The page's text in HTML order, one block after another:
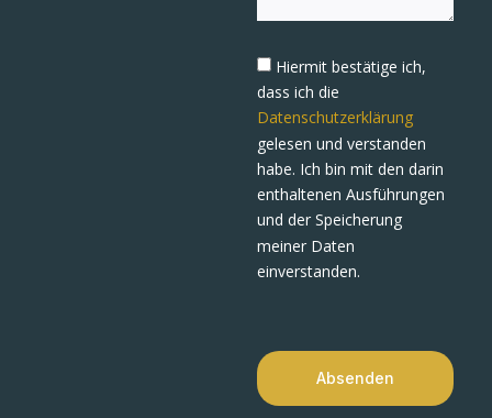
Hiermit bestätige ich,
dass ich die
Datenschutzerklärung
gelesen und verstanden
habe. Ich bin mit den darin
enthaltenen Ausführungen
und der Speicherung
meiner Daten
einverstanden.
Absenden